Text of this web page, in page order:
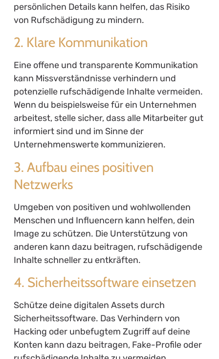
persönlichen Details kann helfen, das Risiko
von Rufschädigung zu mindern.
2. Klare Kommunikation
Eine offene und transparente Kommunikation
kann Missverständnisse verhindern und
potenzielle rufschädigende Inhalte vermeiden.
Wenn du beispielsweise für ein Unternehmen
arbeitest, stelle sicher, dass alle Mitarbeiter gut
informiert sind und im Sinne der
Unternehmenswerte kommunizieren.
3. Aufbau eines positiven
Netzwerks
Umgeben von positiven und wohlwollenden
Menschen und Influencern kann helfen, dein
Image zu schützen. Die Unterstützung von
anderen kann dazu beitragen, rufschädigende
Inhalte schneller zu entkräften.
4. Sicherheitssoftware einsetzen
Schütze deine digitalen Assets durch
Sicherheitssoftware. Das Verhindern von
Hacking oder unbefugtem Zugriff auf deine
Konten kann dazu beitragen, Fake-Profile oder